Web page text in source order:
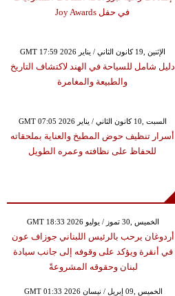
في حفل Joy Awards
GMT 17:59 2026 الإثنين ,19 كانون الثاني / يناير
دليل شامل للسياحة في الهند لاكتشاف التاريخ
والطبيعة والمغامرة
GMT 07:05 2026 السبت ,10 كانون الثاني / يناير
أسرار تنظيف حوض المطبخ والعناية بملحقاته
للحفاظ على نظافته وعمره الطويل
GMT 18:33 2026 الخميس ,30 تموز / يوليو
أردوغان يرحب بالرئيس اللبناني جوزاف عون
في أنقرة ويؤكد على وقوفه إلى جانب سيادة
لبنان وحقوقه المشروعةً
GMT 01:33 2026 الخميس ,09 إبريل / نيسان